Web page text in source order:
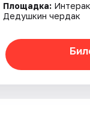
Площадка:
Дедушкин чердак